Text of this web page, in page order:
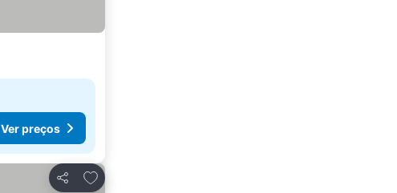
Ver preços
Partilhar
Adicionar aos favoritos